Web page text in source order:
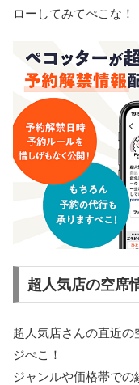
ローしてみてぺこな！
超人気店の空席
超人気店さんの直近
ジぺこ！
ジャンルや価格帯での